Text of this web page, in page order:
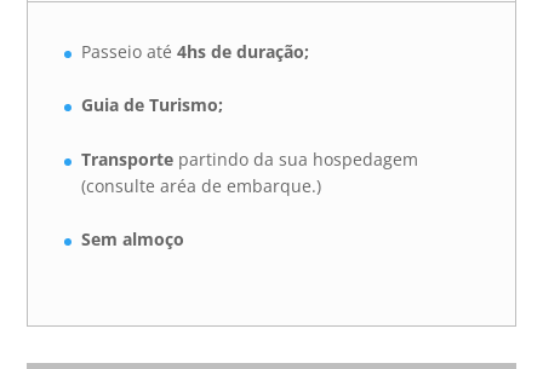
Passeio até4hs de duração;
Guia de Turismo;
Transporte partindo da sua hospedagem
(consulte aréa de embarque.)
Sem almoço